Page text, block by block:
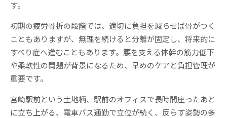
す。
初期の疲労骨折の段階では、適切に負担を減らせば骨がつく
こともありますが、無理を続けると分離が固定し、将来的に
すべり症へ進むこともあります。腰を支える体幹の筋力低下
や柔軟性の問題が背景になるため、早めのケアと負担管理が
重要です。
宮崎駅前という土地柄、駅前のオフィスで長時間座ったあと
に立ち上がる、電車バス通勤で立位が続く、反らす姿勢の多